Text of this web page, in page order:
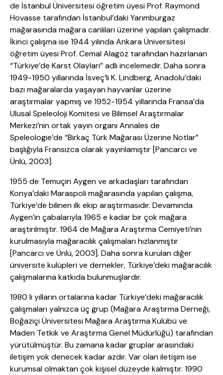
de İstanbul Üniversitesi öğretim üyesi Prof. Raymond
Hovasse tarafından İstanbul’daki Yarımburgaz
mağarasında mağara canlıları üzerine yapılan çalışmadır.
İkinci çalışma ise 1944 yılında Ankara Üniversitesi
öğretim üyesi Prof. Cemal Alagöz tarafından hazırlanan
“Türkiye’de Karst Olayları” adlı incelemedir. Daha sonra
1949-1950 yıllarında İsveç’li K. Lindberg, Anadolu’daki
bazı mağaralarda yaşayan hayvanlar üzerine
araştırmalar yapmış ve 1952-1954 yıllarında Fransa’da
Ulusal Speleoloji Komitesi ve Bilimsel Araştırmalar
Merkezi’nin ortak yayın organı Annales de
Speleologie’de “Birkaç Türk Mağarası Üzerine Notlar”
başlığıyla Fransızca olarak yayınlamıştır [Pancarcı ve
Ünlü, 2003].
1955 de Temuçin Aygen ve arkadaşları tarafından
Konya’daki Maraspoli mağarasında yapılan çalışma,
Türkiye’de bilinen ilk ekip araştırmasıdır. Devamında
Aygen’in çabalarıyla 1965 e kadar bir çok mağara
araştırılmıştır. 1964 de Mağara Araştırma Cemiyeti’nin
kurulmasıyla mağaracılık çalışmaları hızlanmıştır
[Pancarcı ve Ünlü, 2003]. Daha sonra kurulan diğer
üniversite kulüpleri ve dernekler, Türkiye’deki mağaracılık
çalışmalarına katkıda bulunmuşlardır.
1980 li yılların ortalarına kadar Türkiye’deki mağaracılık
çalışmaları yalnızca üç grup (Mağara Araştırma Derneği,
Boğaziçi Üniversitesi Mağara Araştırma Kulübü ve
Maden Tetkik ve Araştırma Genel Müdürlüğü) tarafından
yürütülmüştür. Bu zamana kadar gruplar arasındaki
iletişim yok denecek kadar azdır. Var olan iletişim ise
kurumsal olmaktan çok kişisel düzeyde kalmıştır. 1990